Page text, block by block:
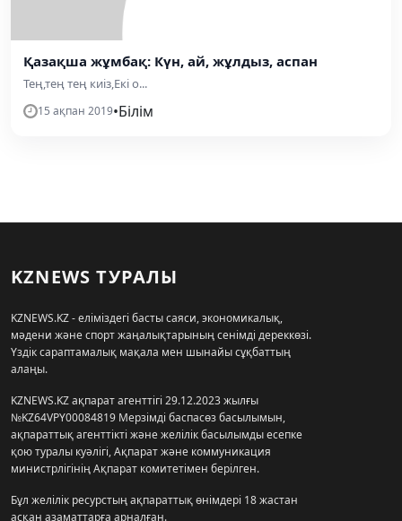
Қазақша жұмбақ: Күн, ай, жұлдыз, аспан
Тең,тең тең киіз,Екі о...
15 ақпан 2019•Білім
KZNEWS ТУРАЛЫ
KZNEWS.KZ - еліміздегі басты саяси, экономикалық,
мәдени және спорт жаңалықтарының сенімді дереккөзі.
Үздік сараптамалық мақала мен шынайы сұқбаттың
алаңы.
KZNEWS.KZ ақпарат агенттігі 29.12.2023 жылғы
№KZ64VPY00084819 Мерзімді баспасөз басылымын,
ақпараттық агенттікті және желілік басылымды есепке
қою туралы куәлігі, Ақпарат және коммуникация
министрлігінің Ақпарат комитетімен берілген.
Бұл желілік ресурстың ақпараттық өнімдері 18 жастан
асқан азаматтарға арналған.